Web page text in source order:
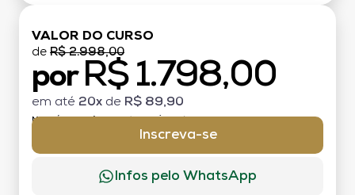
VALOR DO CURSO
de R$ 2.998,00
por R$ 1.798,00
em até 20x de R$ 89,90
MATRÍCULA:
Inscreva-se
Infos pelo WhatsApp